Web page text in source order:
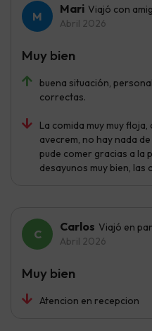
Mari Viajó con
Abril 2026
buena situación,
correctas.
La comida muy muy
avecrem, no hay nada
pude comer gracias a la
desayunos muy bien, las
Muy bien
Carlos Viajó en
Abril 2026
Atencion en recepcion
Muy bien